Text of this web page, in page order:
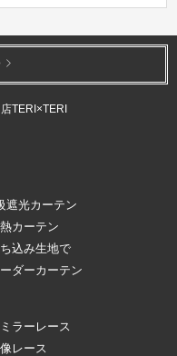
TERI×TERI
遮光カーテン
カーテン
込み生地で
ダーカーテン
ラーレース
レース